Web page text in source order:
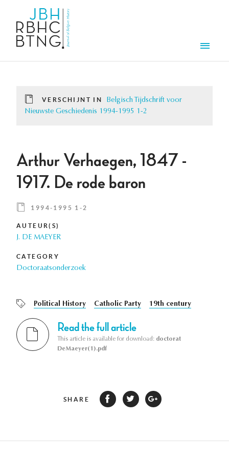
VERSCHIJNT IN
Belgisch Tijdschrift voor
Nieuwste Geschiedenis 1994-1995 1-2
Arthur Verhaegen, 1847 -
1917. De rode baron
1994-1995 1-2
AUTEUR(S)
J. DE MAEYER
CATEGORY
Doctoraatsonderzoek
Political History Catholic Party 19th century
Read the full article
This article is available for download: doctorat
DeMaeyer(1).pdf
SHARE